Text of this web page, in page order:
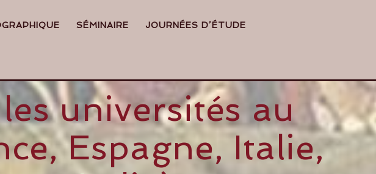
SÉMINAIRE JOURNÉES D’ÉTUDE
universités au
Espagne, Italie,